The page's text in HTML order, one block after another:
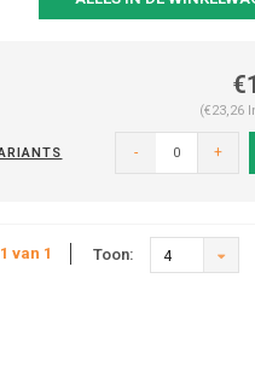
(€23,26
- +
van 1 Toon: 4